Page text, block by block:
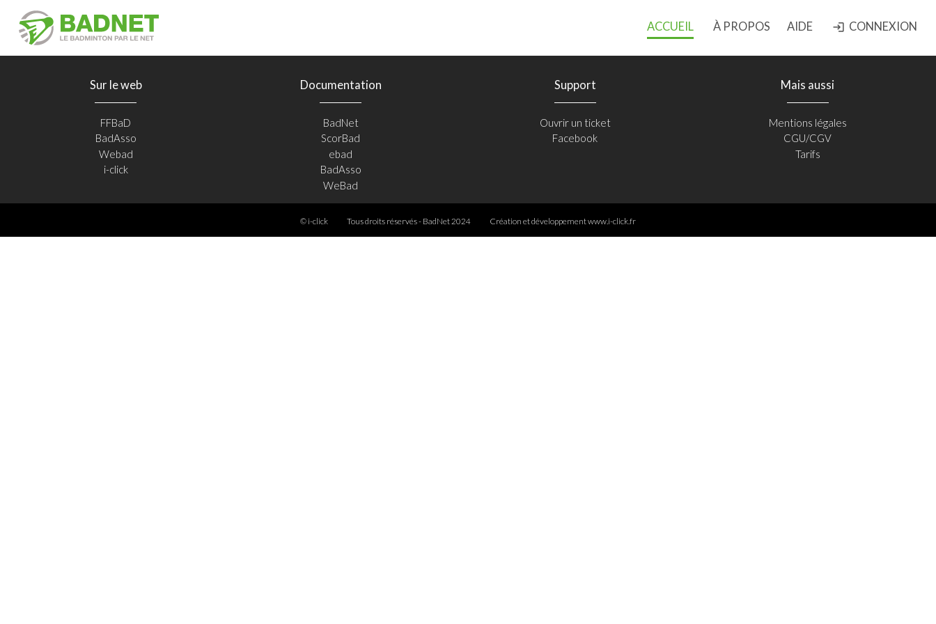
ACCUEIL À PROPOS AIDE login CONNEXION
Sur le web
FFBaD
BadAsso
Webad
i-click
Documentation
BadNet
ScorBad
ebad
BadAsso
WeBad
Support
Ouvrir un ticket
Facebook
Mais aussi
Mentions légales
CGU/CGV
Tarifs
© i-click Tous droits réservés - BadNet 2024 Création et développementwww.i-click.fr